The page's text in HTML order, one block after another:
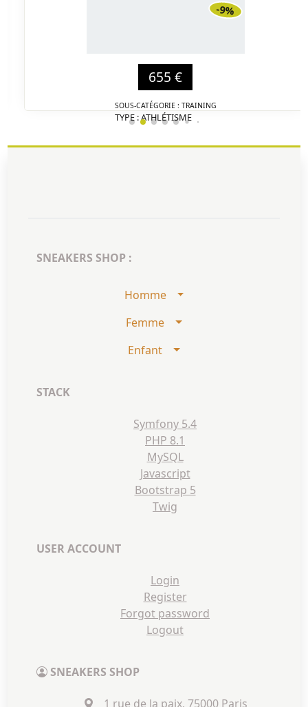
655 €
SOUS-CATÉGORIE : TRAINING
TYPE : ATHLÉTISME
-9%
SNEAKERS SHOP :
Homme
Femme
Enfant
STACK
Symfony 5.4
PHP 8.1
MySQL
Javascript
Bootstrap 5
Twig
USER ACCOUNT
Login
Register
Forgot password
Logout
SNEAKERS SHOP
1 rue de la paix, 75000 Paris